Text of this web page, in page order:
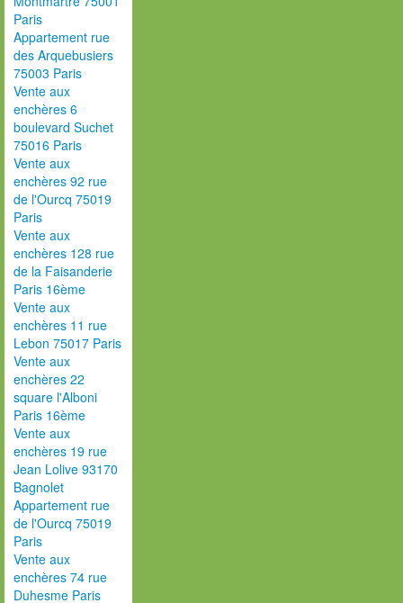
Paris
Appartement rue
des Arquebusiers
75003 Paris
Vente aux
enchères 6
boulevard Suchet
75016 Paris
Vente aux
enchères 92 rue
de l'Ourcq 75019
Paris
Vente aux
enchères 128 rue
de la Faisanderie
Paris 16ème
Vente aux
enchères 11 rue
Lebon 75017 Paris
Vente aux
enchères 22
square l'Alboni
Paris 16ème
Vente aux
enchères 19 rue
Jean Lolive 93170
Bagnolet
Appartement rue
de l'Ourcq 75019
Paris
Vente aux
enchères 74 rue
Duhesme Paris